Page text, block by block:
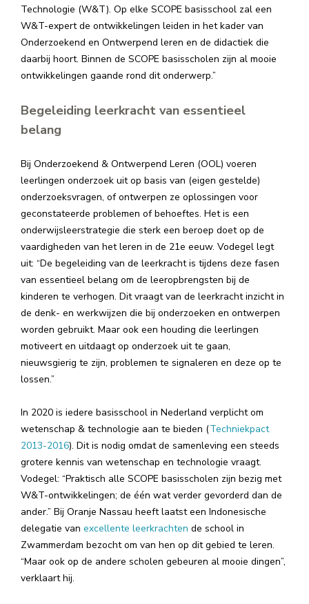
Technologie (W&T). Op elke SCOPE basisschool zal een
W&T-expert de ontwikkelingen leiden in het kader van
Onderzoekend en Ontwerpend leren en de didactiek die
daarbij hoort. Binnen de SCOPE basisscholen zijn al mooie
ontwikkelingen gaande rond dit onderwerp.”
Begeleiding leerkracht van essentieel
belang
Bij Onderzoekend & Ontwerpend Leren (OOL) voeren
leerlingen onderzoek uit op basis van (eigen gestelde)
onderzoeksvragen, of ontwerpen ze oplossingen voor
geconstateerde problemen of behoeftes. Het is een
onderwijsleerstrategie die sterk een beroep doet op de
vaardigheden van het leren in de 21e eeuw. Vodegel legt
uit: “De begeleiding van de leerkracht is tijdens deze fasen
van essentieel belang om de leeropbrengsten bij de
kinderen te verhogen. Dit vraagt van de leerkracht inzicht in
de denk- en werkwijzen die bij onderzoeken en ontwerpen
worden gebruikt. Maar ook een houding die leerlingen
motiveert en uitdaagt op onderzoek uit te gaan,
nieuwsgierig te zijn, problemen te signaleren en deze op te
lossen.”
In 2020 is iedere basisschool in Nederland verplicht om
wetenschap & technologie aan te bieden (Techniekpact
2013-2016). Dit is nodig omdat de samenleving een steeds
grotere kennis van wetenschap en technologie vraagt.
Vodegel: “Praktisch alle SCOPE basisscholen zijn bezig met
W&T-ontwikkelingen; de één wat verder gevorderd dan de
ander.” Bij Oranje Nassau heeft laatst een Indonesische
delegatie van excellente leerkrachten de school in
Zwammerdam bezocht om van hen op dit gebied te leren.
“Maar ook op de andere scholen gebeuren al mooie dingen”,
verklaart hij.